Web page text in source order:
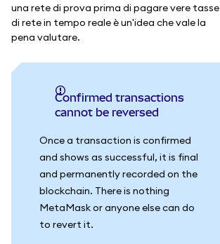
una rete di prova prima di pagare vere tasse
di rete in tempo reale è un'idea che vale la
pena valutare.
Confirmed transactions
cannot be reversed
Once a transaction is confirmed
and shows as successful, it is final
and permanently recorded on the
blockchain. There is nothing
MetaMask or anyone else can do
to revert it.